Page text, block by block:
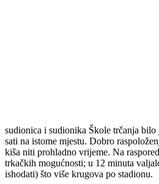
sudionica i sudionika Škole trčanja
sati na istome mjestu. Dobro
kiša niti prohladno vrijeme. Na
trkačkih mogućnosti; u 12 minuta
ishodati) što više krugova po stadionu.